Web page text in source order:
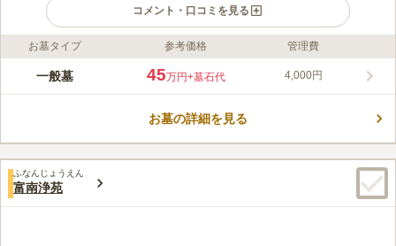
コメント・口コミを見る
ライフドット編集部のコメント
富山市内を一望することができる高台にあるお墓です。 「長岡
ます。 富山市街地からも約10分でアクセスできる便利な場所で
口コミ評価
この霊園はまだ誰からも評価されていません。
お墓タイプ 参考価格 管理費
一般墓 45万円+墓石代 4,000円
お墓の詳細を見る
ふなんじょうえん
富南浄苑